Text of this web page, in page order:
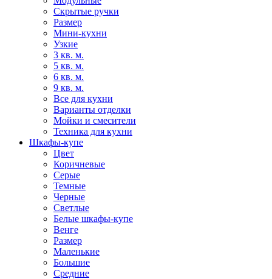
Скрытые ручки
Размер
Мини-кухни
Узкие
3 кв. м.
5 кв. м.
6 кв. м.
9 кв. м.
Все для кухни
Варианты отделки
Мойки и смесители
Техника для кухни
Шкафы-купе
Цвет
Коричневые
Серые
Темные
Черные
Светлые
Белые шкафы-купе
Венге
Размер
Маленькие
Большие
Средние